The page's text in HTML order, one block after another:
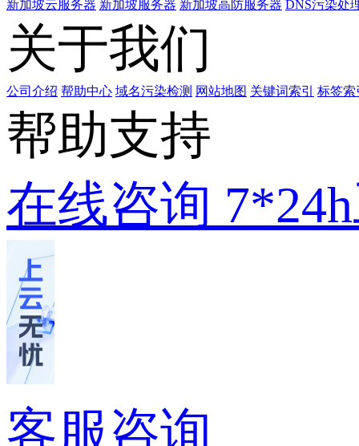
新加坡云服务器 新加坡服务器 新加坡高防服务器 DNS污染处
关于我们
公司介绍 帮助中心 域名污染检测 网站地图 关键词索引 标签索
帮助支持
在线咨询
客服咨询